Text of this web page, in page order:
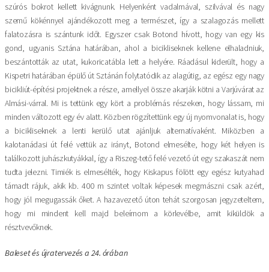
szúrós bokrot kellett kivágnunk. Helyenként vadalmával, szilvával és nagy
szemű kökénnyel ajándékozott meg a természet, így a szalagozás mellett
falatozásra is szántunk időt. Egyszer csak Botond hívott, hogy van egy kis
gond, ugyanis Sztána határában, ahol a bicikliseknek kellene elhaladniuk,
beszántották az utat, kukoricatábla lett a helyére. Ráadásul kiderült, hogy a
Kispetri határában épülő út Sztánán folytatódik az alagútig, az egész egy nagy
bicikliút-építési projektnek a része, amellyel össze akarják kötni a Varjúvárat az
Almási-várral. Mi is tettünk egy kört a problémás részeken, hogy lássam, mi
minden változott egy év alatt. Közben rögzítettünk egy új nyomvonalat is, hogy
a bicikliseknek a lenti kerülő utat ajánljuk alternatívaként. Miközben a
kalotanádasi út felé vettük az irányt, Botond elmesélte, hogy két helyen is
találkozott juhászkutyákkal, így a Riszeg-tető felé vezető út egy szakaszát nem
tudta jelezni. Timiék is elmesélték, hogy Kiskapus fölött egy egész kutyahad
támadt rájuk, akik kb. 400 m szintet voltak képesek megmászni csak azért,
hogy jól megugassák őket. A hazavezető úton tehát szorgosan jegyzeteltem,
hogy mi mindent kell majd beleírnom a körlevélbe, amit kiküldök a
résztvevőknek.
Baleset és újratervezés a 24. órában